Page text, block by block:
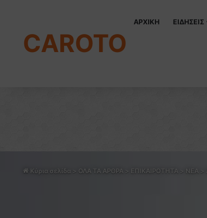
CAROTO
ΑΡΧΙΚΗ ΕΙΔΗΣΕΙΣ
Κύρια σελίδα > ΟΛΑ ΤΑ ΑΡΘΡΑ > ΕΠΙΚΑΙΡΟΤΗΤΑ > NEA >